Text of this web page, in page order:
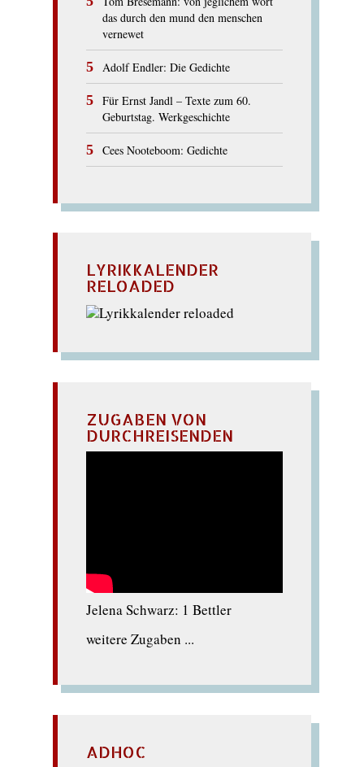
das durch den mund den menschen
vernewet
Adolf Endler: Die Gedichte
Für Ernst Jandl – Texte zum 60.
Geburtstag. Werkgeschichte
Cees Nooteboom: Gedichte
LYRIKKALENDER
RELOADED
ZUGABEN VON
DURCHREISENDEN
Jelena Schwarz: 1 Bettler
weitere Zugaben ...
ADHOC